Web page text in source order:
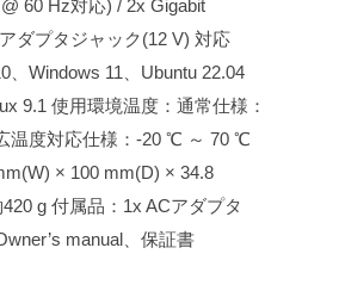
60 Hz対応) / 2x Gigabit
ダプタジャック(12 V) 対応
、Windows 11、Ubuntu 22.04
9.1 使用環境温度：通常仕様：
温度対応仕様：-20 ℃ ～ 70 ℃
× 100 mm(D) × 34.8
g 付属品：1x ACアダプタ
manual、保証書